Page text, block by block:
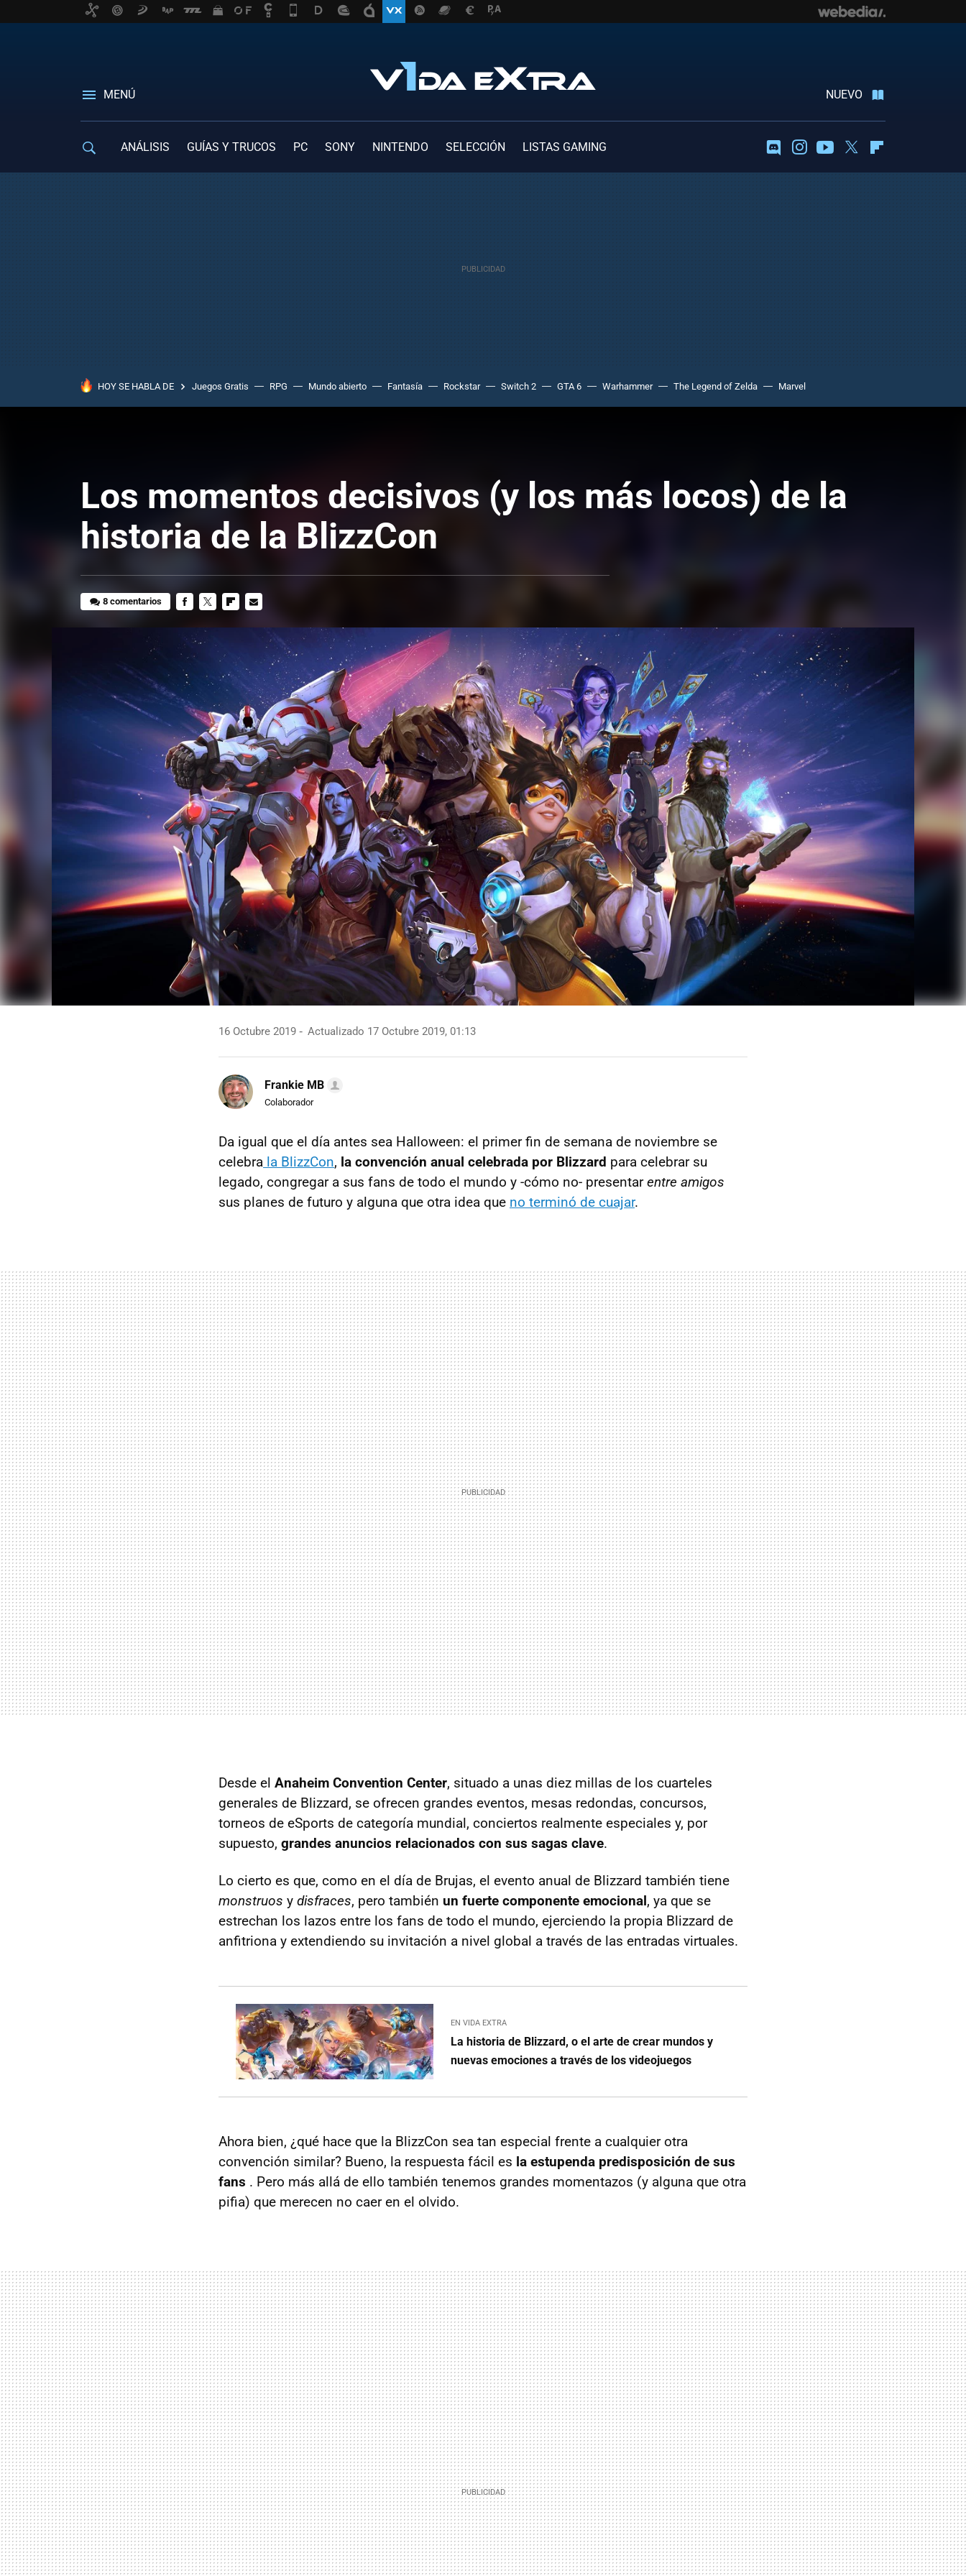
MENÚ NUEVO
ANÁLISIS GUÍAS Y TRUCOS PC SONY NINTENDO SELECCIÓN LISTAS GAMING DiscordInstagramYoutubeTwitter
HOY SE HABLA DE Juegos Gratis RPG Mundo abierto Fantasía Rockstar Switch 2 GTA 6 Warhammer The Legend of Zelda Marvel
Los momentos decisivos (y los más locos) de la
historia de la BlizzCon
8 comentarios
MAIL
16 Octubre 2019 Actualizado 17 Octubre 2019, 01:13
Frankie MB
Colaborador
Da igual que el día antes sea Halloween: el primer fin de semana de noviembre se
celebra la BlizzCon, la convención anual celebrada por Blizzard para celebrar su
legado, congregar a sus fans de todo el mundo y -cómo no- presentarentre amigos
sus planes de futuro y alguna que otra idea que no terminó de cuajar.
Desde el Anaheim Convention Center, situado a unas diez millas de los cuarteles
generales de Blizzard, se ofrecen grandes eventos, mesas redondas, concursos,
torneos de eSports de categoría mundial, conciertos realmente especiales y, por
supuesto, grandes anuncios relacionados con sus sagas clave.
Lo cierto es que, como en el día de Brujas, el evento anual de Blizzard también tiene
monstruos y disfraces, pero también un fuerte componente emocional, ya que se
estrechan los lazos entre los fans de todo el mundo, ejerciendo la propia Blizzard de
anfitriona y extendiendo su invitación a nivel global a través de las entradas virtuales.
EN VIDA EXTRA
La historia de Blizzard, o el arte de crear mundos y
nuevas emociones a través de los videojuegos
Ahora bien, ¿qué hace que la BlizzCon sea tan especial frente a cualquier otra
convención similar? Bueno, la respuesta fácil es la estupenda predisposición de sus
fans . Pero más allá de ello también tenemos grandes momentazos (y alguna que otra
pifia) que merecen no caer en el olvido.